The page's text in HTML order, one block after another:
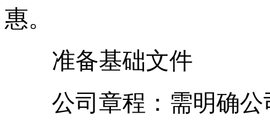
惠。
准备基础文件
公司章程：需明确公